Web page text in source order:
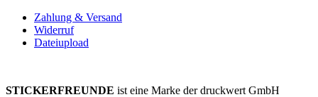
Zahlung & Versand
Widerruf
Dateiupload
STICKERFREUNDE ist eine Marke der druckwert GmbH